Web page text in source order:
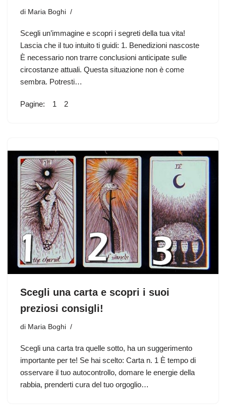
di Maria Boghi
Scegli un’immagine e scopri i segreti della tua vita!
Lascia che il tuo intuito ti guidi: 1. Benedizioni nascoste
È necessario non trarre conclusioni anticipate sulle
circostanze attuali. Questa situazione non è come
sembra. Potresti…
Pagine: 1 2
Scegli una carta e scopri i suoi
preziosi consigli!
di Maria Boghi
Scegli una carta tra quelle sotto, ha un suggerimento
importante per te! Se hai scelto: Carta n. 1 È tempo di
osservare il tuo autocontrollo, domare le energie della
rabbia, prenderti cura del tuo orgoglio…